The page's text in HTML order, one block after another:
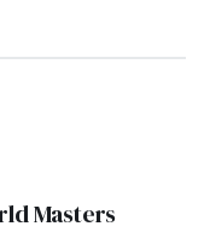
Masters